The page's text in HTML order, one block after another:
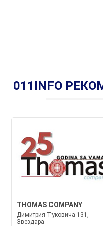
011INFO
THOMAS COMPANY
Димитрия Туковича 131,
Звездара